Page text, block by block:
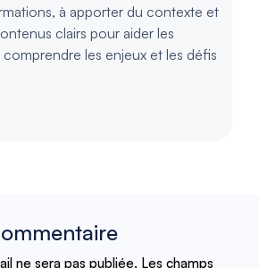
à apporter du contexte et
clairs pour aider les
les enjeux et les défis
ne sera pas publiée. Les champs